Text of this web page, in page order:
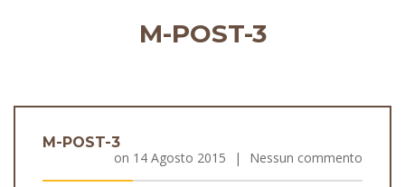
M-POST-3
M-POST-3
on 14 Agosto 2015 | Nessun commento